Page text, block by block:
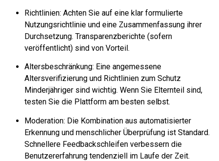
Richtlinien: Achten Sie auf eine klar formulierte
Nutzungsrichtlinie und eine Zusammenfassung ihrer
Durchsetzung. Transparenzberichte (sofern
veröffentlicht) sind von Vorteil.
Altersbeschränkung: Eine angemessene
Altersverifizierung und Richtlinien zum Schutz
Minderjähriger sind wichtig. Wenn Sie Elternteil sind,
testen Sie die Plattform am besten selbst.
Moderation: Die Kombination aus automatisierter
Erkennung und menschlicher Überprüfung ist Standard.
Schnellere Feedbackschleifen verbessern die
Benutzererfahrung tendenziell im Laufe der Zeit.